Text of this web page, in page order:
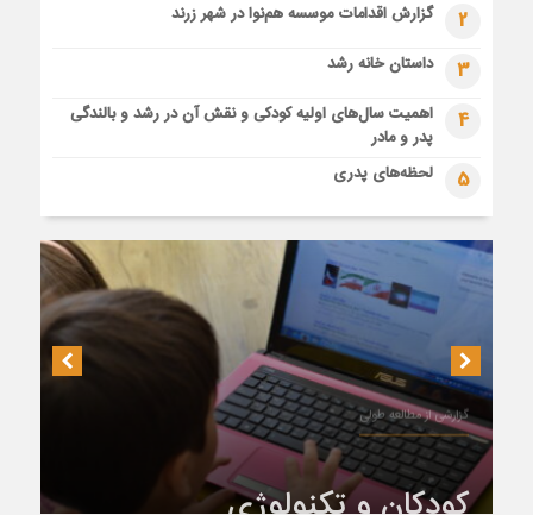
2 گزارش اقدامات موسسه هم‌نوا در شهر زرند
3 داستان خانه رشد
4
اهمیت سال‌های اولیه کودکی و نقش آن در رشد و بالندگی
پدر و مادر
5 لحظه‌های پدری
گزارشی از مطالعه طولی
کودکان و تکنولوژی